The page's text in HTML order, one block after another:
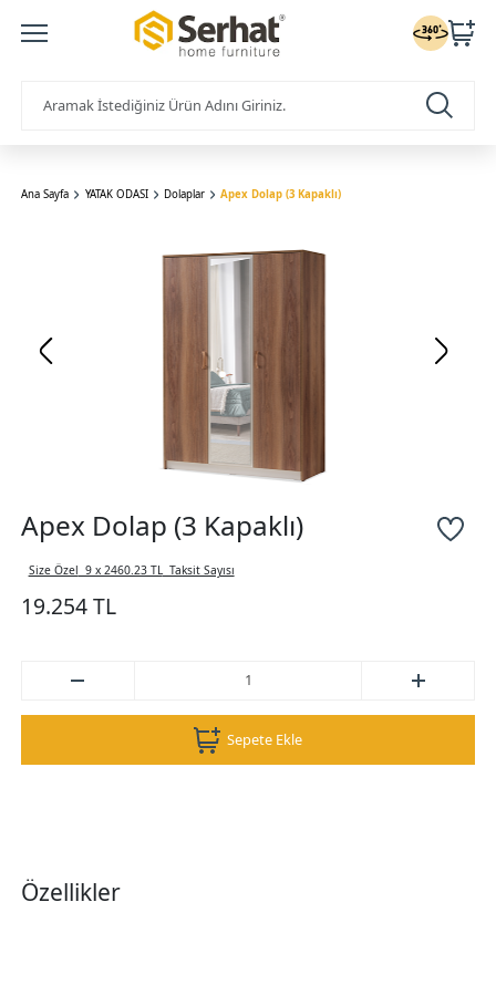
Ana Sayfa YATAK ODASI Dolaplar Apex Dolap (3 Kapaklı)
Apex Dolap (3 Kapaklı)
Size Özel 9 x 2460.23 TLTaksit Sayısı
19.254 TL
Sepete Ekle
Özellikler